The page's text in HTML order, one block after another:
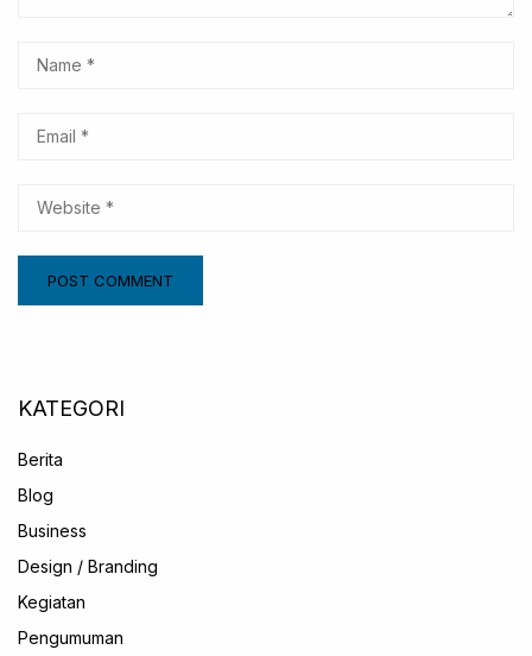
KATEGORI
Berita
Blog
Business
Design / Branding
Kegiatan
Pengumuman